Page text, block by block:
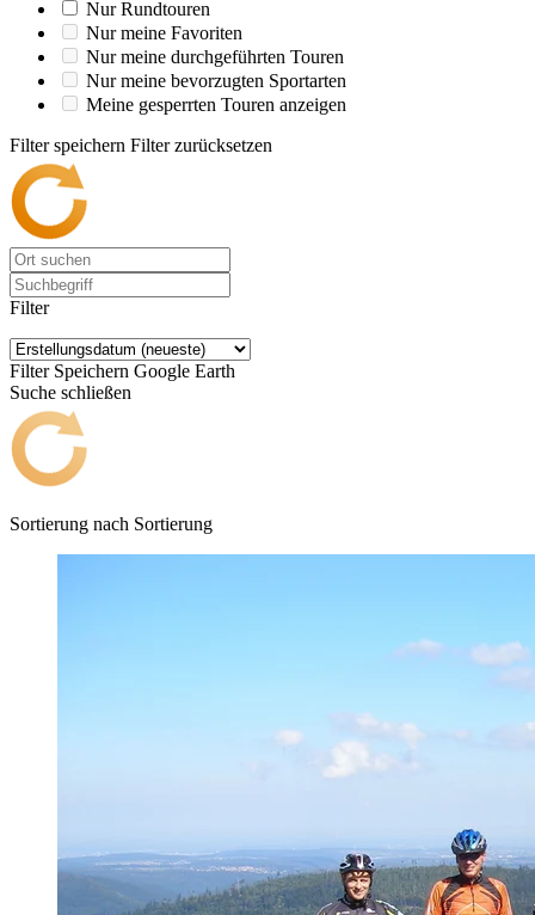
Nur Rundtouren
Nur meine Favoriten
Nur meine durchgeführten Touren
Nur meine bevorzugten Sportarten
Meine gesperrten Touren anzeigen
Filter speichern Filter zurücksetzen
Filter
Filter Speichern Google Earth
Suche schließen
Sortierung nach Sortierung